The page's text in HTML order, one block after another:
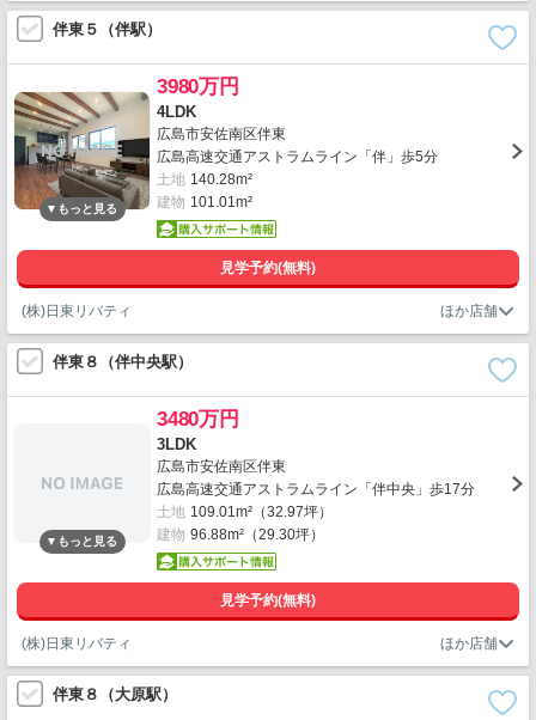
伴東５（伴駅）
3980万円
4LDK
広島市安佐南区伴東
広島高速交通アストラムライン「伴」歩5分
土地 140.28m²
建物 101.01m²
見学予約(無料)
(株)日東リバティ
伴東８（伴中央駅）
3480万円
3LDK
広島市安佐南区伴東
広島高速交通アストラムライン「伴中央」歩17分
土地 109.01m²（32.97坪）
建物 96.88m²（29.30坪）
見学予約(無料)
(株)日東リバティ
伴東８（大原駅）